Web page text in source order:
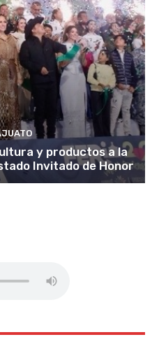
y productos a la
Invitado de Honor